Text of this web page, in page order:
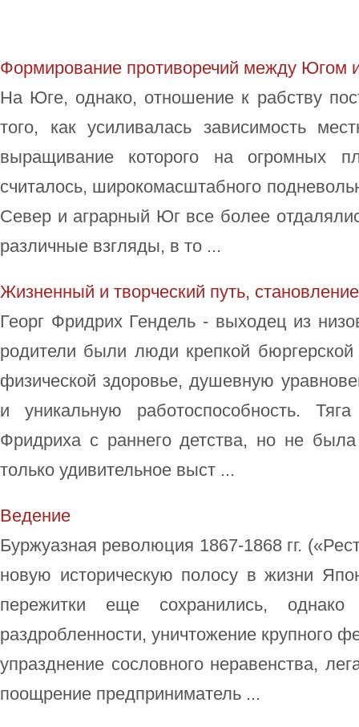
Формирование противоречий между Югом
На Юге, однако, отношение к рабству
того, как усиливалась зависимость
выращивание которого на огромных
считалось, широкомасштабного
Север и аграрный Юг все более
различные взгляды, в то ...
Жизненный и творческий путь,
Георг Фридрих Гендель - выходец из
родители были люди крепкой
физической здоровье, душевную
и уникальную работоспособность.
Фридриха с раннего детства, но не
только удивительное выст ...
Ведение
Буржуазная революция 1867-1868 гг.
новую историческую полосу в жизни
пережитки еще сохранились, однако
раздробленности, уничтожение крупного
упразднение сословного неравенства,
поощрение предприниматель ...